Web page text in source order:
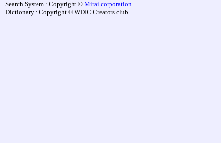
Search System : Copyright © Mirai corporation
Dictionary : Copyright © WDIC Creators club